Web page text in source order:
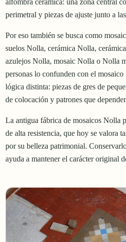
alfombra cerámica: una zona central
perimetral y piezas de ajuste junto a
Por eso también se busca como
suelos Nolla, cerámica Nolla,
azulejos Nolla, mosaic Nolla o Nolla
personas lo confunden con el
lógica distinta: piezas de gres de
de colocación y patrones que
La antigua fábrica de mosaicos Nolla
de alta resistencia, que hoy se valora
por su belleza patrimonial.
ayuda a mantener el carácter original